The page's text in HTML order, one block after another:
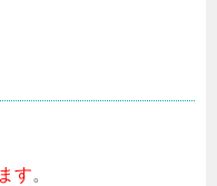
す。